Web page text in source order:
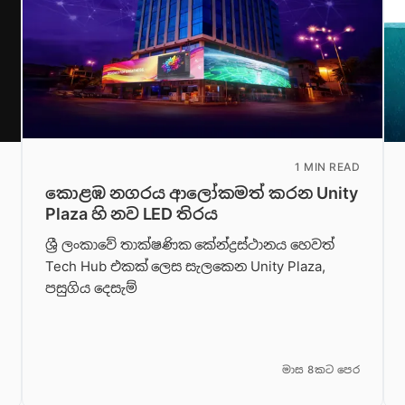
1 MIN READ
කොළඹ නගරය ආලෝකමත් කරන Unity
Plaza හි නව LED තිරය
ශ්‍රී ලංකාවේ තාක්ෂණික කේන්ද්‍රස්ථානය හෙවත්
Tech Hub එකක් ලෙස සැලකෙන Unity Plaza,
පසුගිය දෙසැම්
මාස 8කට පෙර